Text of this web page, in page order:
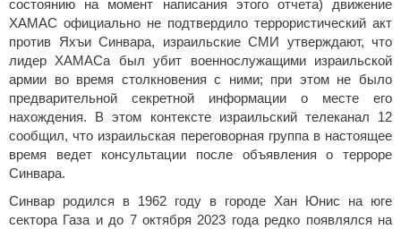
состоянию на момент написания этого отчета) движение
ХАМАС официально не подтвердило террористический акт
против Яхъи Синвара, израильские СМИ утверждают, что
лидер ХАМАСа был убит военнослужащими израильской
армии во время столкновения с ними; при этом не было
предварительной секретной информации о месте его
нахождения. В этом контексте израильский телеканал 12
сообщил, что израильская переговорная группа в настоящее
время ведет консультации после объявления о терроре
Синвара.
Синвар родился в 1962 году в городе Хан Юнис на юге
сектора Газа и до 7 октября 2023 года редко появлялся на